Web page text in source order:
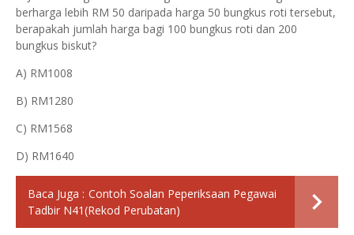
berharga lebih RM 50 daripada harga 50 bungkus roti tersebut,
berapakah jumlah harga bagi 100 bungkus roti dan 200
bungkus biskut?
A) RM1008
B) RM1280
C) RM1568
D) RM1640
Baca Juga : Contoh Soalan Peperiksaan Pegawai
Tadbir N41(Rekod Perubatan)